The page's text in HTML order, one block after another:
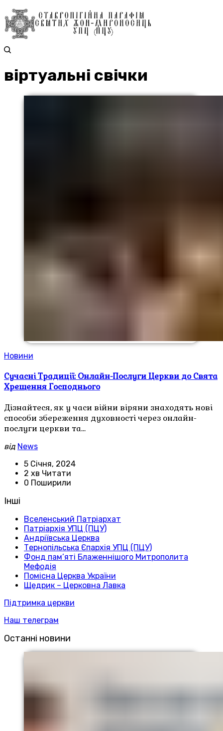
віртуальні свічки
Новини
Сучасні Традиції: Онлайн-Послуги Церкви до Свята
Хрещення Господнього
Дізнайтеся, як у часи війни віряни знаходять нові
способи збереження духовності через онлайн-
послуги церкви та…
від News
5 Січня, 2024
2 хв Читати
0 Поширили
Інші
Вселенський Патріархат
Патріархія УПЦ (ПЦУ)
Андріївська Церква
Тернопільська Єпархія УПЦ (ПЦУ)
Фонд пам’яті Блаженнішого Митрополита
Мефодія
Помісна Церква України
Щедрик – Церковна Лавка
Підтримка церкви
Наш телеграм
Останні новини